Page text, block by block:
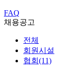
FAQ
채용공고
전체
회원시설
협회(11)